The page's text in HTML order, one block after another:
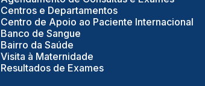
Centros e Departamentos
Centro de Apoio ao Paciente Internacional
Banco de Sangue
Bairro da Saúde
Visita à Maternidade
Resultados de Exames